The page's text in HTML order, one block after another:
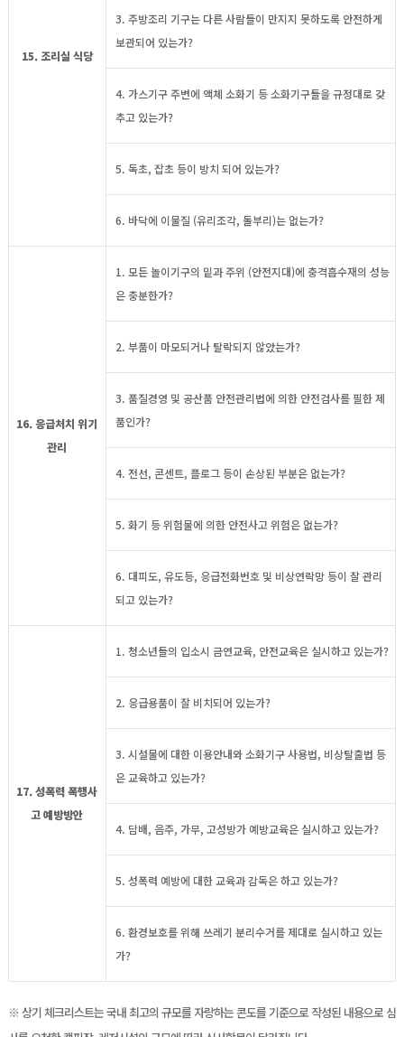
15. 조리실 식당
3. 주방조리 기구는 다른 사람들이 만지지 못하도록 안전하게
보관되어 있는가?
4. 가스기구 주변에 액체 소화기 등 소화기구들을 규정대로 갖
추고 있는가?
5. 독초, 잡초 등이 방치 되어 있는가?
6. 바닥에 이물질 (유리조각, 돌부리)는 없는가?
16. 응급처치 위기
관리
1. 모든 놀이기구의 밑과 주위 (안전지대)에 충격흡수재의 성능
은 충분한가?
2. 부품이 마모되거나 탈락되지 않았는가?
3. 품질경영 및 공산품 안전관리법에 의한 안전검사를 필한 제
품인가?
4. 전선, 콘센트, 플로그 등이 손상된 부분은 없는가?
5. 화기 등 위험물에 의한 안전사고 위험은 없는가?
6. 대피도, 유도등, 응급전화번호 및 비상연락망 등이 잘 관리
되고 있는가?
17. 성폭력 폭행사
고 예방방안
1. 청소년들의 입소시 금연교육, 안전교육은 실시하고 있는가?
2. 응급용품이 잘 비치되어 있는가?
3. 시설물에 대한 이용안내와 소화기구 사용법, 비상탈출법 등
은 교육하고 있는가?
4. 담배, 음주, 가무, 고성방가 예방교육은 실시하고 있는가?
5. 성폭력 예방에 대한 교육과 감독은 하고 있는가?
6. 환경보호를 위해 쓰레기 분리수거를 제대로 실시하고 있는
가?
※ 상기 체크리스트는 국내 최고의 규모를 자랑하는 콘도를 기준으로 작성된 내용으로 심